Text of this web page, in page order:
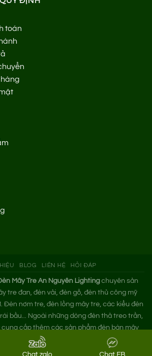
Chat zalo Chat FB
toán
BLOG LIÊN HỆ HỎI ĐÁP
Mây Tre An Nguyên Lightingchuyên sản
tre đan, đèn vải, đèn gỗ, đèn thủ công mỹ
Đèn nơm tre, đèn lồng mây tre, các kiểu đèn
bầu... Ngoài những dòng đèn thả treo trần,
cấp thêm các sản phẩm đèn bàn mây
đèn mây tre trang trí hoặc mua đèn tre
hãy liên hệ ngay An Nguyên nhé!